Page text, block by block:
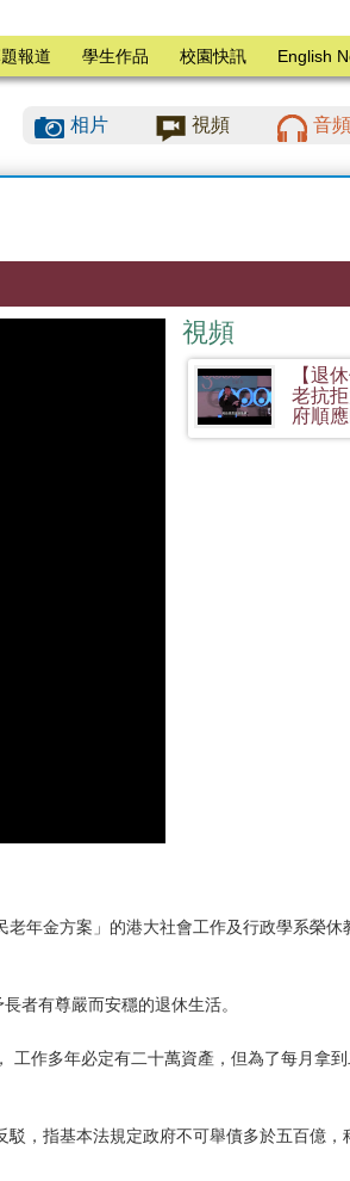
報道 學生作品 校園快訊 English
相片 視頻 音頻
視頻
【退
老抗
府順
年金方案」的港大社會工作及行政學系榮休
者有尊嚴而安穩的退休生活。
工作多年必定有二十萬資產，但為了每月拿
，指基本法規定政府不可舉債多於五百億，